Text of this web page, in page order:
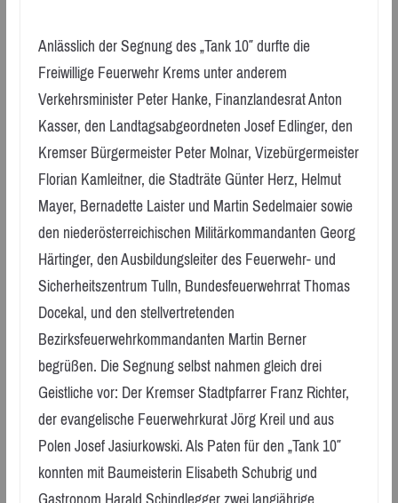
Anlässlich der Segnung des „Tank 10″ durfte die
Freiwillige Feuerwehr Krems unter anderem
Verkehrsminister Peter Hanke, Finanzlandesrat Anton
Kasser, den Landtagsabgeordneten Josef Edlinger, den
Kremser Bürgermeister Peter Molnar, Vizebürgermeister
Florian Kamleitner, die Stadträte Günter Herz, Helmut
Mayer, Bernadette Laister und Martin Sedelmaier sowie
den niederösterreichischen Militärkommandanten Georg
Härtinger, den Ausbildungsleiter des Feuerwehr- und
Sicherheitszentrum Tulln, Bundesfeuerwehrrat Thomas
Docekal, und den stellvertretenden
Bezirksfeuerwehrkommandanten Martin Berner
begrüßen. Die Segnung selbst nahmen gleich drei
Geistliche vor: Der Kremser Stadtpfarrer Franz Richter,
der evangelische Feuerwehrkurat Jörg Kreil und aus
Polen Josef Jasiurkowski. Als Paten für den „Tank 10″
konnten mit Baumeisterin Elisabeth Schubrig und